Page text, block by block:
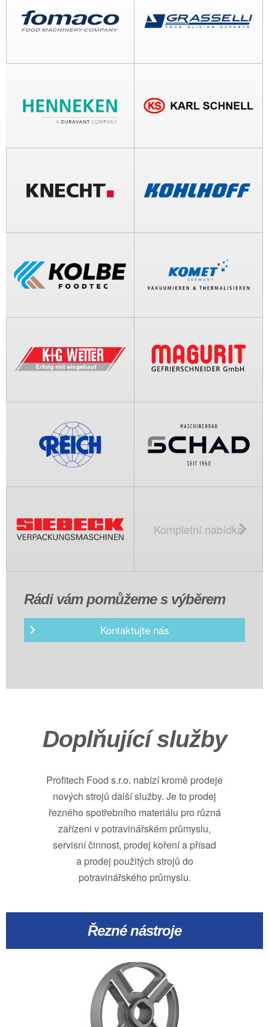
Kompletní nabídka
Rádi vám pomůžeme s výběrem
Kontaktujte nás
Doplňující služby
Profitech Food s.r.o. nabízí kromě prodeje
nových strojů další služby. Je to prodej
řezného spotřebního materiálu pro různá
zařízeni v potravinářském průmyslu,
servisní činnost, prodej koření a přísad
a prodej použitých strojů do
potravinářského průmyslu.
Řezné nástroje